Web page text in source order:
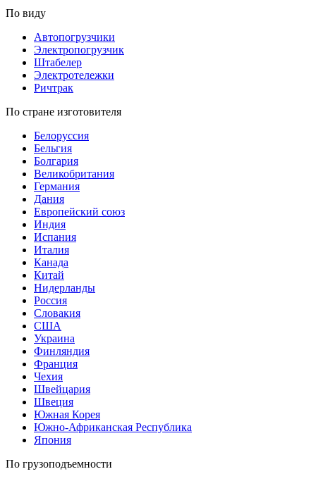
По виду
Автопогрузчики
Электропогрузчик
Штабелер
Электротележки
Ричтрак
По стране изготовителя
Белоруссия
Бельгия
Болгария
Великобритания
Германия
Дания
Европейский союз
Индия
Испания
Италия
Канада
Китай
Нидерланды
Россия
Словакия
США
Украина
Финляндия
Франция
Чехия
Швейцария
Швеция
Южная Корея
Южно-Африканская Республика
Япония
По грузоподъемности